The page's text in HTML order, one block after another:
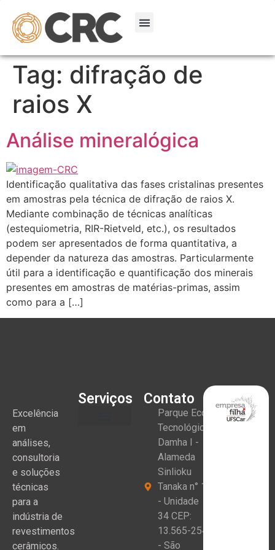
Tag: difração de
raios X
Análise mineralógica
Identificação qualitativa das fases cristalinas presentes
em amostras pela técnica de difração de raios X.
Mediante combinação de técnicas analíticas
(estequiometria, RIR-Rietveld, etc.), os resultados
podem ser apresentados de forma quantitativa, a
depender da natureza das amostras. Particularmente
útil para a identificação e quantificação dos minerais
presentes em amostras de matérias-primas, assim
como para a […]
Excelência
em
análises,
consultoria
e soluções
técnicas
para a
indústria de
revestimentos
cerâmicos.
Serviços Contato
Parque Eco
Tecnológico
Damha I -
Alameda
Sinlioku
Tanaka n° 1
- Unidade
34 CEP:
13.565-254
- São